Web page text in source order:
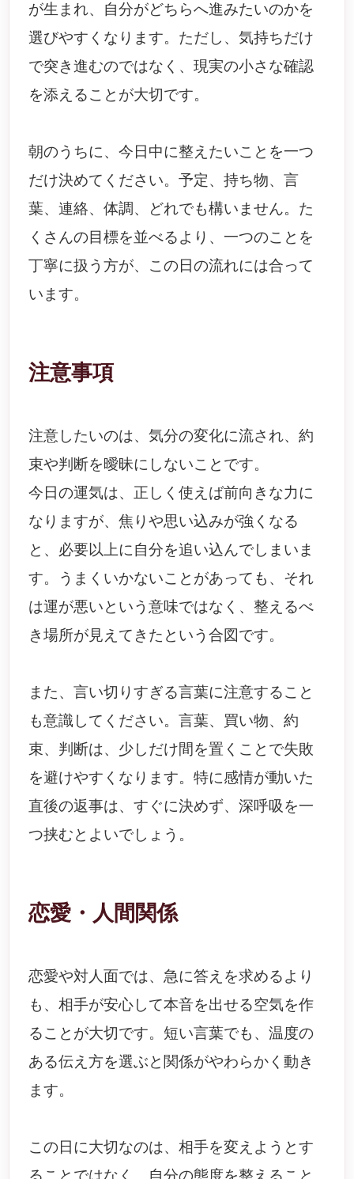
が生まれ、自分がどちらへ進みたいのかを
選びやすくなります。ただし、気持ちだけ
で突き進むのではなく、現実の小さな確認
を添えることが大切です。
朝のうちに、今日中に整えたいことを一つ
だけ決めてください。予定、持ち物、言
葉、連絡、体調、どれでも構いません。た
くさんの目標を並べるより、一つのことを
丁寧に扱う方が、この日の流れには合って
います。
注意事項
注意したいのは、気分の変化に流され、約
束や判断を曖昧にしないことです。
今日の運気は、正しく使えば前向きな力に
なりますが、焦りや思い込みが強くなる
と、必要以上に自分を追い込んでしまいま
す。うまくいかないことがあっても、それ
は運が悪いという意味ではなく、整えるべ
き場所が見えてきたという合図です。
また、言い切りすぎる言葉に注意すること
も意識してください。言葉、買い物、約
束、判断は、少しだけ間を置くことで失敗
を避けやすくなります。特に感情が動いた
直後の返事は、すぐに決めず、深呼吸を一
つ挟むとよいでしょう。
恋愛・人間関係
恋愛や対人面では、急に答えを求めるより
も、相手が安心して本音を出せる空気を作
ることが大切です。短い言葉でも、温度の
ある伝え方を選ぶと関係がやわらかく動き
ます。
この日に大切なのは、相手を変えようとす
ることではなく、自分の態度を整えること